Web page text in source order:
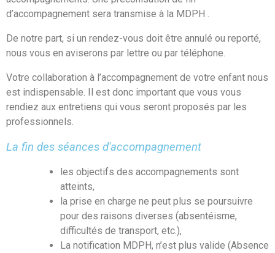
d’accompagnement sera transmise à la MDPH .
De notre part, si un rendez-vous doit être annulé ou reporté,
nous vous en aviserons par lettre ou par téléphone.
Votre collaboration à l’accompagnement de votre enfant nous
est indispensable. Il est donc important que vous vous
rendiez aux entretiens qui vous seront proposés par les
professionnels.
La fin des séances d'accompagnement
les objectifs des accompagnements sont
atteints,
la prise en charge ne peut plus se poursuivre
pour des raisons diverses (absentéisme,
difficultés de transport, etc.),
La notification MDPH, n’est plus valide (Absence